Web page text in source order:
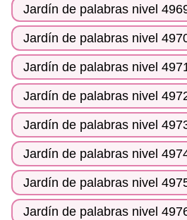
Jardín de palabras nivel
Jardín de palabras nivel
Jardín de palabras nivel
Jardín de palabras nivel
Jardín de palabras nivel
Jardín de palabras nivel
Jardín de palabras nivel
Jardín de palabras nivel